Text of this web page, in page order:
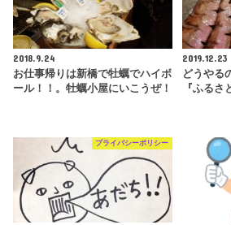
2018.9.24
お仕事帰りは新橋で牡蠣でハイボ
ール！！。牡蠣小屋にいこうぜ！
2019.12.23
どうやる
『ふる
プライバシーポリシー